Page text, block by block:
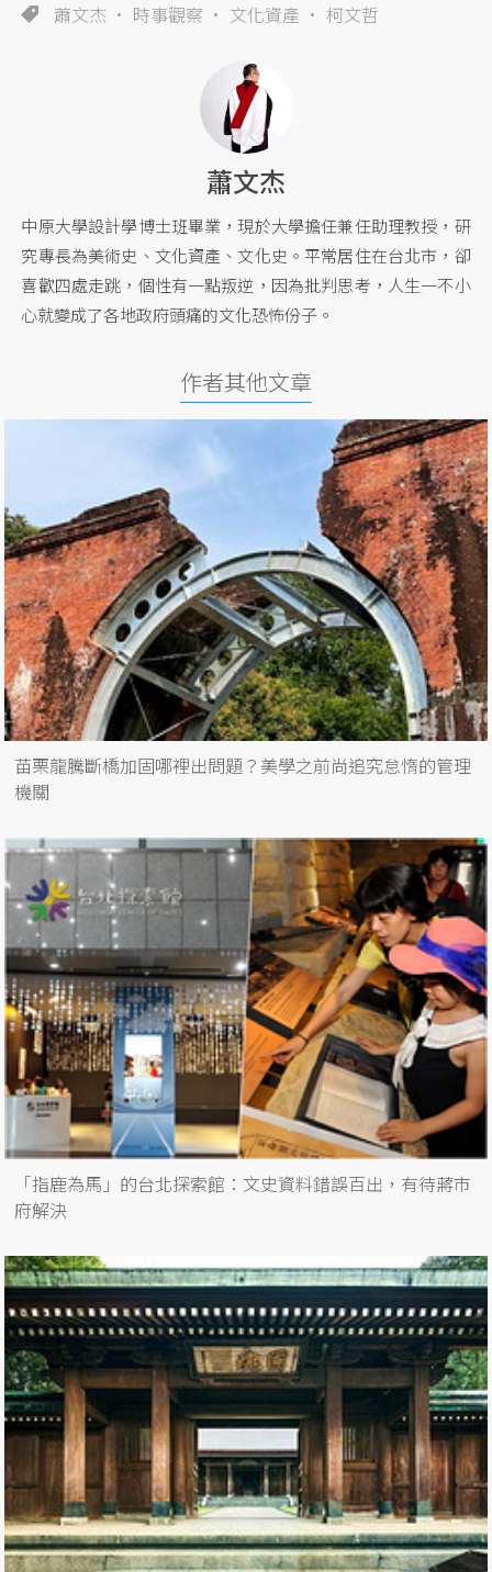
蕭文杰 時事觀察 文化資產 柯文哲
蕭文杰
中原大學設計學博士班畢業，現於大學擔任兼任助理教授，研
究專長為美術史、文化資產、文化史。平常居住在台北市，卻
喜歡四處走跳，個性有一點叛逆，因為批判思考，人生一不小
心就變成了各地政府頭痛的文化恐怖份子。
作者其他文章
苗栗龍騰斷橋加固哪裡出問題？美學之前尚追究怠惰的管理
機關
「指鹿為馬」的台北探索館：文史資料錯誤百出，有待蔣市
府解決